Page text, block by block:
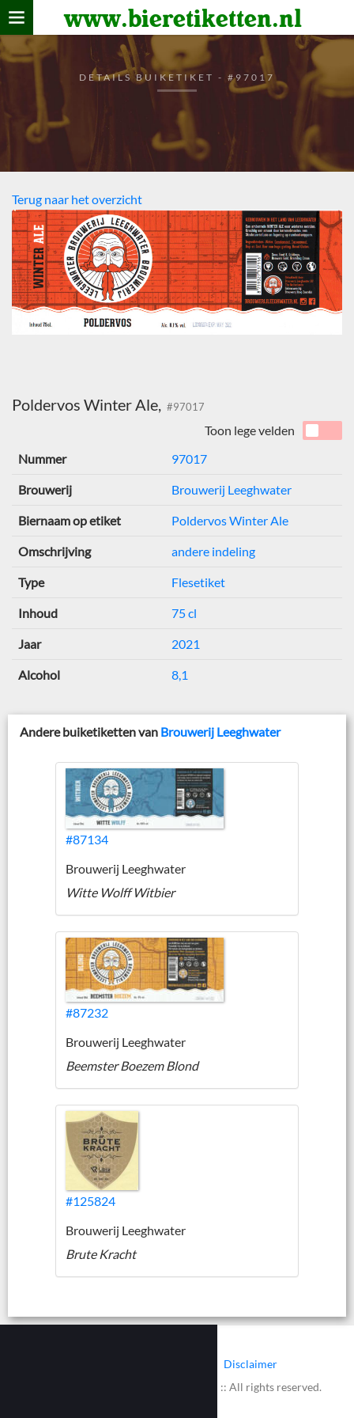
www.bieretiketten.nl
Home
verzamelen
De bierkaart
Bezoekers
DETAILS BUIKETIKET - #97017
Terug naar het overzicht
Poldervos Winter Ale, #97017
Toon lege velden
Nummer
97017
Brouwerij Brouwerij Leeghwater
Biernaam op etiket Poldervos Winter Ale
Omschrijving andere indeling
Type Flesetiket
Inhoud 75 cl
Jaar 2021
Alcohol 8,1
Andere buiketiketten van Brouwerij Leeghwater
#87134
Brouwerij Leeghwater
Witte Wolff Witbier
#87232
Brouwerij Leeghwater
Beemster Boezem Blond
#125824
Brouwerij Leeghwater
Brute Kracht
Disclaimer
© 2002 - 2026 :: www.bieretiketten.nl :: All rights reserved.